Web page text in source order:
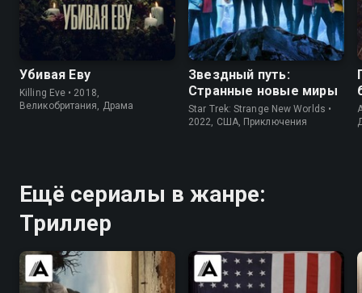
7.7 8.1
Убивая Еву
Killing Eve • 2018,
Великобритания, Драма
7.9 8.2
Звездный путь:
Странные новые миры
Star Trek: Strange New Worlds •
2022, США, Приключения
Ещё сериалы в жанре:
Триллер